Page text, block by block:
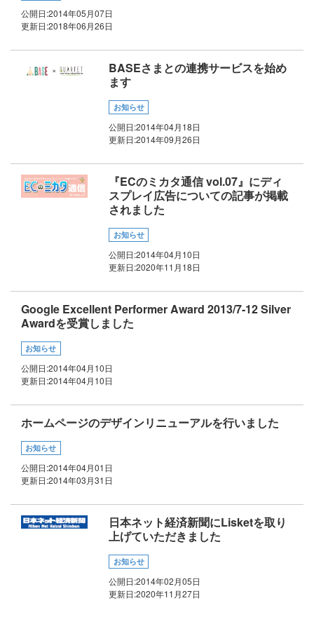
公開日:2014年05月07日
更新日:2018年06月26日
BASEさまとの連携サービスを始め
ます
お知らせ
公開日:2014年04月18日
更新日:2014年09月26日
『ECのミカタ通信 vol.07』にディ
スプレイ広告についての記事が掲載
されました
お知らせ
公開日:2014年04月10日
更新日:2020年11月18日
Google Excellent Performer Award 2013/7-12 Silver
Awardを受賞しました
お知らせ
公開日:2014年04月10日
更新日:2014年04月10日
ホームページのデザインリニューアルを行いました
お知らせ
公開日:2014年04月01日
更新日:2014年03月31日
日本ネット経済新聞にLisketを取り
上げていただきました
お知らせ
公開日:2014年02月05日
更新日:2020年11月27日